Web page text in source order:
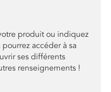
produit ou indiquez
accéder à sa
ses différents
renseignements !